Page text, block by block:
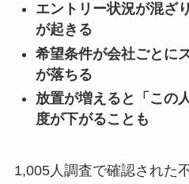
エントリー状況が混ざ
が起きる
希望条件が会社ごとに
が落ちる
放置が増えると「この
度が下がることも
1,005人調査で確認された